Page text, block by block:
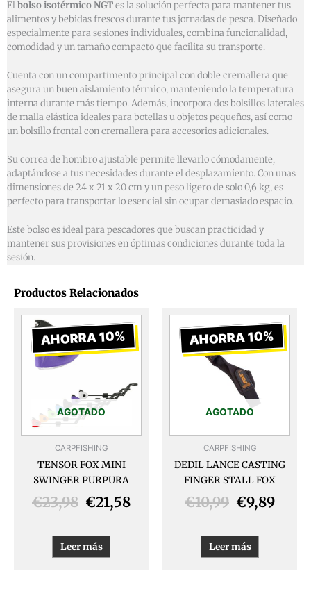
Elbolso isotérmico NGTes la solución perfecta para mantener tus
alimentos y bebidas frescos durante tus jornadas de pesca. Diseñado
especialmente para sesiones individuales, combina funcionalidad,
comodidad y un tamaño compacto que facilita su transporte.
Cuenta con un compartimento principal con doble cremallera que
asegura un buen aislamiento térmico, manteniendo la temperatura
interna durante más tiempo. Además, incorpora dos bolsillos laterales
de malla elástica ideales para botellas u objetos pequeños, así como
un bolsillo frontal con cremallera para accesorios adicionales.
Su correa de hombro ajustable permite llevarlo cómodamente,
adaptándose a tus necesidades durante el desplazamiento. Con unas
dimensiones de 24 x 21 x 20 cm y un peso ligero de solo 0,6 kg, es
perfecto para transportar lo esencial sin ocupar demasiado espacio.
Este bolso es ideal para pescadores que buscan practicidad y
mantener sus provisiones en óptimas condiciones durante toda la
sesión.
Productos Relacionados
AHORRA 10%
AGOTADO
CARPFISHING
TENSOR FOX MINI
SWINGER PURPURA
€23,98
El
precio
original
€23,98.
€21,58
El
precio
actual
€21,58.
Leer más
AHORRA 10%
AGOTADO
CARPFISHING
DEDIL LANCE CASTING
FINGER STALL FOX
€10,99
El
precio
original
era:
€10,99.
€9,89
El
Leer más